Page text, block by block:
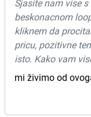
Sjasite nam vise
beskonacnom
kliknem da
pricu, pozitivne
isto. Kako vam
mi živimo od